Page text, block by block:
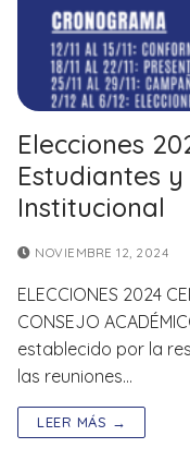
Elecciones
Estudiantes
Institucional
NOVIEMBRE 12, 2024
ELECCIONES 2024
CONSEJO
establecido por la
las reuniones…
LEER MÁS →